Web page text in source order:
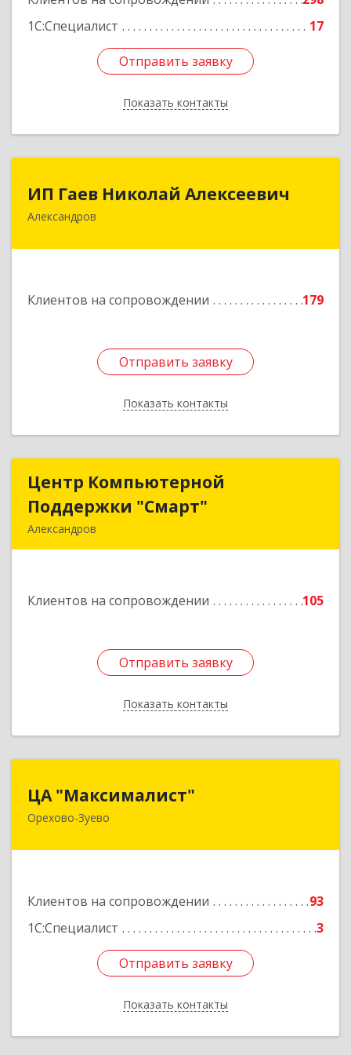
1С:Специалист
17
Отправить заявку
Показать контакты
Отправить заявку
Назад
ИП Гаев Николай Алексеевич
Александров
Клиентов на сопровождении 179
Отправить заявку
Показать контакты
ИП Гаев Николай Алексеевич
601650, Владимирская обл, Александровский р-
Отправить заявку
Назад
Центр Компьютерной
Поддержки "Смарт"
Александров
Клиентов на сопровождении 105
Отправить заявку
Показать контакты
Центр Компьютерной
Поддержки "Смарт"
Отправить заявку
Назад
ЦА "Максималист"
Орехово-Зуево
Клиентов на сопровождении
93
1С:Специалист
3
Отправить заявку
Показать контакты
142600, Московская обл, Орехово-Зуево г,
Отправить заявку
Назад